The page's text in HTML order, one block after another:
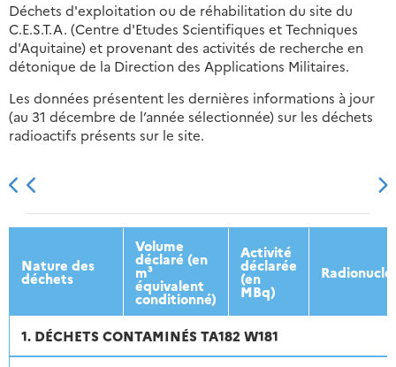
Déchets d'exploitation ou de réhabilitation du site du
C.E.S.T.A. (Centre d'Etudes Scientifiques et Techniques
d'Aquitaine) et provenant des activités de recherche en
détonique de la Direction des Applications Militaires.
Les données présentent les dernières informations à jour
(au 31 décembre de l’année sélectionnée) sur les déchets
radioactifs présents sur le site.
2013 2014 2015 2016
Nature des
déchets
Volume
déclaré (en
m³
équivalent
conditionné)
Activité
déclarée
(en
MBq)
1. DÉCHETS CONTAMINÉS TA182 W181